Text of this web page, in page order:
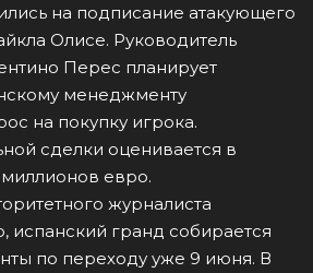
на подписание атакующего
Олисе. Руководитель
Перес планирует
менеджменту
на покупку игрока.
сделки оценивается в
евро.
журналиста
гранд собирается
по переходу уже 9 июня. В